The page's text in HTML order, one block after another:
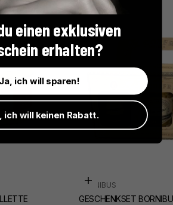
In den Warenkorb
BORNIBUS
GESCHENKSET
einen exklusiven
erhalten?
Ja, ich will sparen!
ich will keinen Rabatt.